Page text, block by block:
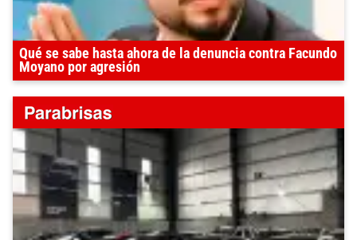
Qué se sabe hasta ahora de la denuncia contra Facundo
Moyano por agresión